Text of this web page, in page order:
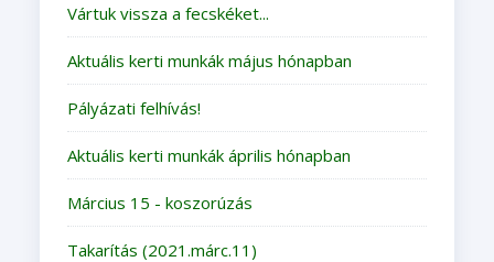
Vártuk vissza a fecskéket...
Aktuális kerti munkák május hónapban
Pályázati felhívás!
Aktuális kerti munkák április hónapban
Március 15 - koszorúzás
Takarítás (2021.márc.11)